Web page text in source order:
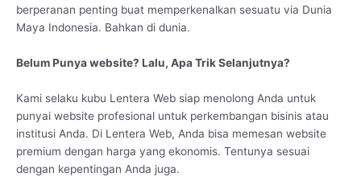
berperanan penting buat memperkenalkan sesuatu via Dunia
Maya Indonesia. Bahkan di dunia.
Belum Punya website? Lalu, Apa Trik Selanjutnya?
Kami selaku kubu Lentera Web siap menolong Anda untuk
punyai website profesional untuk perkembangan bisinis atau
institusi Anda. Di Lentera Web, Anda bisa memesan website
premium dengan harga yang ekonomis. Tentunya sesuai
dengan kepentingan Anda juga.